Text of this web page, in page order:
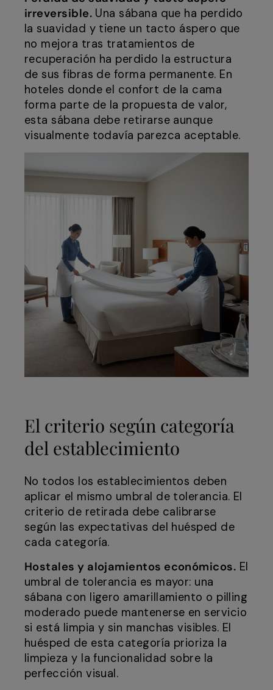
irreversible.Una sábana que ha perdido
la suavidad y tiene un tacto áspero que
no mejora tras tratamientos de
recuperación ha perdido la estructura
de sus fibras de forma permanente. En
hoteles donde el confort de la cama
forma parte de la propuesta de valor,
esta sábana debe retirarse aunque
visualmente todavía parezca aceptable.
El criterio según categoría
del establecimiento
No todos los establecimientos deben
aplicar el mismo umbral de tolerancia. El
criterio de retirada debe calibrarse
según las expectativas del huésped de
cada categoría.
Hostales y alojamientos económicos. El
umbral de tolerancia es mayor: una
sábana con ligero amarillamiento o pilling
moderado puede mantenerse en servicio
si está limpia y sin manchas visibles. El
huésped de esta categoría prioriza la
limpieza y la funcionalidad sobre la
perfección visual.